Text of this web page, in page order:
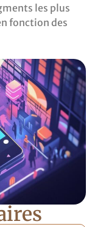
les plus
fonction des